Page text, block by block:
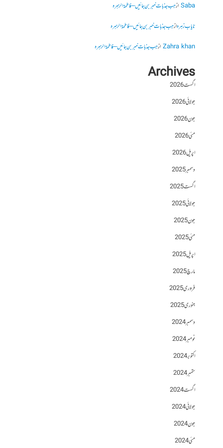
Sabaازجب جذبات خبر بن جائیں – فاطمۃالزہرہ
نایاب زہرہازجب جذبات خبر بن جائیں – فاطمۃالزہرہ
Zahra khanازجب جذبات خبر بن جائیں – فاطمۃالزہرہ
Archives
اگست 2026
جولائی 2026
جون 2026
مئی 2026
اپریل 2026
دسمبر 2025
اگست 2025
جولائی 2025
جون 2025
مئی 2025
اپریل 2025
مارچ 2025
فروری 2025
جنوری 2025
دسمبر 2024
نومبر 2024
اکتوبر 2024
ستمبر 2024
اگست 2024
جولائی 2024
جون 2024
مئی 2024